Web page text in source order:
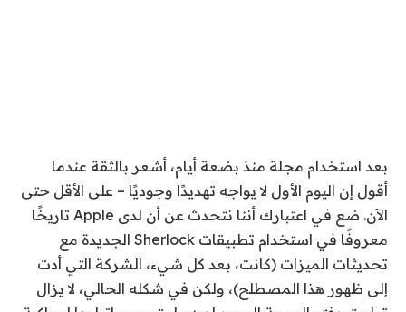
بعد استخدام مجلة منذ بضعة أيام، أشعر بالثقة عندما
أقول إن اليوم الأول لا يواجه تهديدًا وجوديًا – على الأقل حتى
الآن. ضع في اعتبارك أننا نتحدث عن أن لدى Apple تاريخًا
معروفًا في استخدام تطبيقات Sherlock الجديدة مع
تحديثات الميزات (كانت، بعد كل شيء، الشركة التي أدت
إلى ظهور هذا المصطلح)، ولكن في شكله الحالي، لا يزال